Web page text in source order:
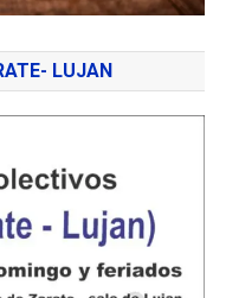
LUJAN